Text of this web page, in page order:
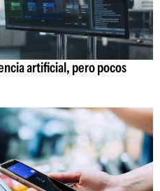
artificial, pero pocos